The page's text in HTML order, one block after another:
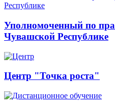
Уполномоченный по
Чувашской Республике
Центр "Точка роста"